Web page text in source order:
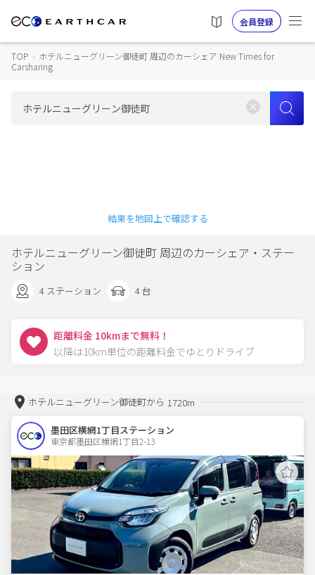
会員登録
TOP › ホテルニューグリーン御徒町 周辺のカーシェア New Times for
Carsharing
結果を地図上で確認する
ホテルニューグリーン御徒町 周辺のカーシェア・ステー
ション
4 ステーション 4 台
距離料金 10kmまで無料！
以降は10km単位の距離料金でゆとりドライブ
ホテルニューグリーン御徒町から 1720m
墨田区横網1丁目ステーション
東京都墨田区横網1丁目2-13